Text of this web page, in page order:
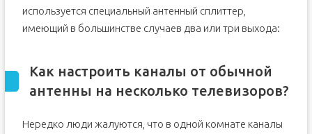
используется специальный антенный сплиттер,
имеющий в большинстве случаев два или три выхода:
Как настроить каналы от обычной
антенны на несколько телевизоров?
Нередко люди жалуются, что в одной комнате каналы